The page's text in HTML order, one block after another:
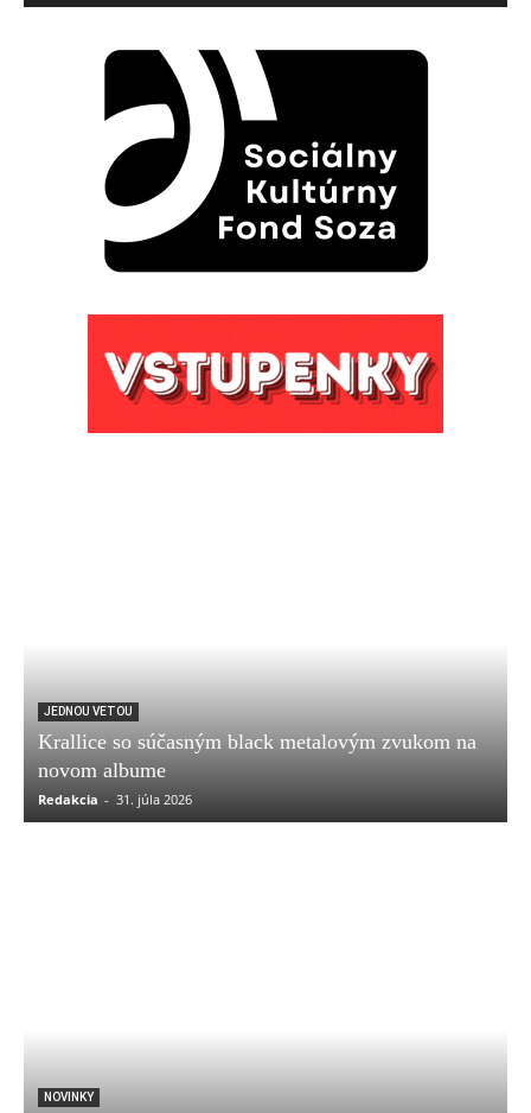
JEDNOU VETOU
Krallice so súčasným black metalovým zvukom na
novom albume
Redakcia - 31. júla 2026
NOVINKY